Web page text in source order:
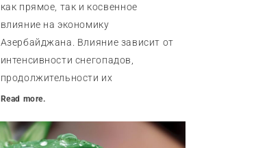
как прямое, так и косвенное
влияние на экономику
Азербайджана. Влияние зависит от
интенсивности снегопадов,
продолжительности их
Read more.